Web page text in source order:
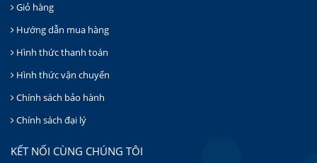
Giỏ hàng
Hướng dẫn mua hàng
Hình thức thanh toán
Hình thức vận chuyển
Chính sách bảo hành
Chính sách đại lý
KẾT NỐI CÙNG CHÚNG TÔI